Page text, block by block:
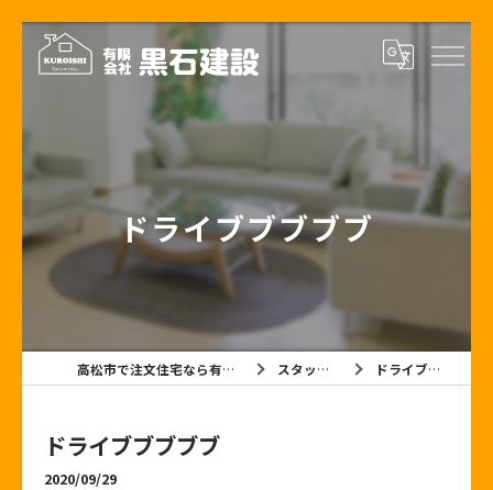
ドライブブブブブ
高松市で注文住宅なら有限会社黒石建設 スタッフブログ ドライブブブブブ
ドライブブブブブ
2020/09/29